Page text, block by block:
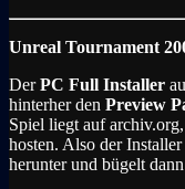
Unreal Tournament
DerPC Full Installer
hinterher den Preview
Spiel liegt auf
hosten. Also der
herunter und bügelt